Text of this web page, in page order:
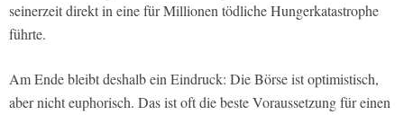
seinerzeit direkt in eine für Millionen tödliche Hungerkatastrophe
führte.
Am Ende bleibt deshalb ein Eindruck: Die Börse ist optimistisch,
aber nicht euphorisch. Das ist oft die beste Voraussetzung für einen